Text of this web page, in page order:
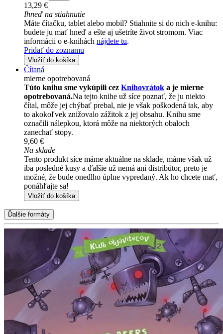
13,29 €
Ihneď na stiahnutie
Máte čítačku, tablet alebo mobil? Stiahnite si do nich e-knihu:
budete ju mať hneď a ešte aj ušetríte život stromom. Viac
informácii o e-knihách nájdete tu.
Pridať do zoznamu
Vložiť do košíka
Čítaná
mierne opotrebovaná
Túto knihu sme vykúpili cez Knihovrátok a je mierne
opotrebovaná.Na tejto knihe už síce poznať, že ju niekto
čítal, môže jej chýbať prebal, nie je však poškodená tak, aby
to akokoľvek znižovalo zážitok z jej obsahu. Knihu sme
označili nálepkou, ktorá môže na niektorých obaloch
zanechať stopy.
9,60 €
Na sklade
Tento produkt síce máme aktuálne na sklade, máme však už
iba posledné kusy a ďalšie už nemá ani distribútor, preto je
možné, že bude onedlho úplne vypredaný. Ak ho chcete mať,
ponáhľajte sa!
Vložiť do košíka
Ďalšie formáty